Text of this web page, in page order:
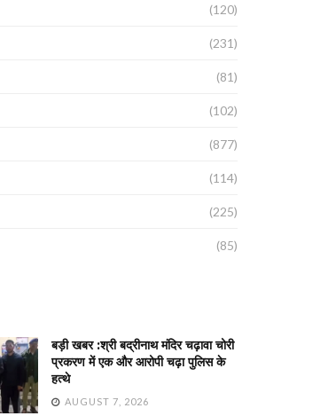
(120)
(231)
(81)
(102)
(877)
(114)
(225)
(85)
बड़ी खबर :श्री बद्रीनाथ मंदिर चढ़ावा चोरी
प्रकरण में एक और आरोपी चढ़ा पुलिस के
हत्थे
AUGUST 7, 2026